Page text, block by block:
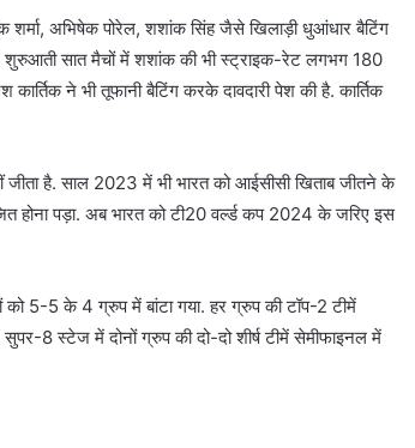
शर्मा, अभिषेक पोरेल, शशांक सिंह जैसे खिलाड़ी धुआंधार बैटिंग
सात मैचों में शशांक की भी स्ट्राइक-रेट लगभग 180
ने भी तूफानी बैटिंग करके दावदारी पेश की है. कार्तिक
जीता है. साल 2023 में भी भारत को आईसीसी खिताब जीतने के
होना पड़ा. अब भारत को टी20 वर्ल्ड कप 2024 के जरिए इस
5-5 के 4 ग्रुप में बांटा गया. हर ग्रुप की टॉप-2 टीमें
8 स्टेज में दोनों ग्रुप की दो-दो शीर्ष टीमें सेमीफाइनल में